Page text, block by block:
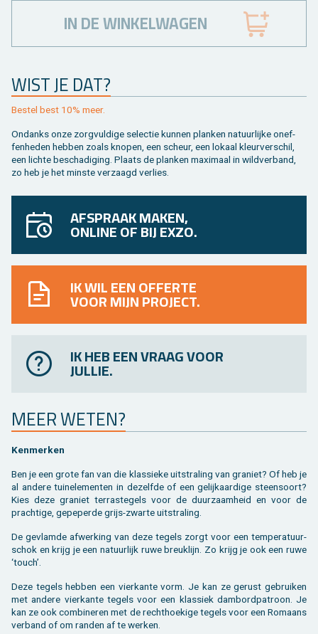
WIST JE DAT?
Be­stel best 10% meer.
On­danks onze zorg­vul­di­ge se­lec­tie kun­nen plan­ken na­tuur­lij­ke on­ef­
fen­he­den heb­ben zoals kno­pen, een scheur, een lo­kaal kleur­ver­schil,
een lich­te be­scha­di­ging. Plaats de plan­ken maxi­maal in wild­ver­band,
zo heb je het min­ste ver­zaagd ver­lies.
IN DE WINKELWAGEN
AFSPRAAK MAKEN,
ONLINE OF BIJ EXZO.
IK WIL EEN OFFERTE
VOOR MIJN PROJECT.
IK HEB EEN VRAAG VOOR
JULLIE.
MEER WETEN?
Ken­mer­ken
Ben je een grote fan van die klas­sie­ke uit­stra­ling van gra­niet? Of heb je
al an­de­re tuin­ele­men­ten in de­zelf­de of een ge­lijk­aar­di­ge steen­soort?
Kies deze gra­niet terras­tegels voor de duur­zaam­heid en voor de
prach­ti­ge, ge­pe­per­de grijs-zwar­te uit­stra­ling.
De ge­vlam­de af­wer­king van deze te­gels zorgt voor een tem­pe­ra­tuur­
schok en krijg je een na­tuur­lijk ruwe breuk­lijn. Zo krijg je ook een ruwe
‘touch’.
Deze te­gels heb­ben een vier­kan­te vorm. Je kan ze ge­rust ge­brui­ken
met an­de­re vier­kan­te te­gels voor een klas­siek dam­bord­pa­troon. Je
kan ze ook com­bi­ne­ren met de recht­hoe­ki­ge te­gels voor een Ro­maans
ver­band of om ran­den af te wer­ken.